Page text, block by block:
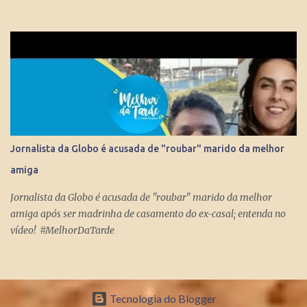
Jornalista da Globo é acusada de "roubar" marido da melhor
amiga
Jornalista da Globo é acusada de "roubar" marido da melhor
amiga após ser madrinha de casamento do ex-casal; entenda no
vídeo! #MelhorDaTarde
Tecnologia do Blogger